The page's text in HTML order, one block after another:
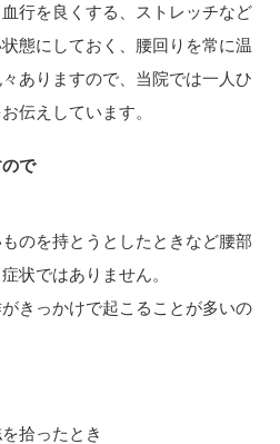
行を良くする、ストレッチなど
態にしておく、腰回りを常に温
ありますので、当院では一人ひ
伝えしています。
で
のを持とうとしたときなど腰部
状ではありません。
きっかけで起こることが多いの
拾ったとき